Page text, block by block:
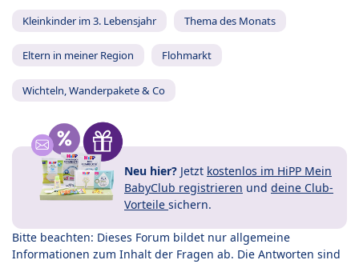
Kleinkinder im 3. Lebensjahr Thema des Monats
Eltern in meiner Region Flohmarkt
Wichteln, Wanderpakete & Co
Neu hier? Jetzt kostenlos im HiPP Mein
BabyClub registrieren und deine Club-
Vorteile sichern.
Bitte beachten: Dieses Forum bildet nur allgemeine
Informationen zum Inhalt der Fragen ab. Die Antworten sind